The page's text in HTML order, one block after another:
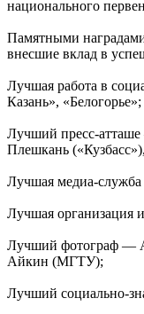
национального
Памятными
внесшие вклад в
Лучшая работа в
Казань», «Белогорье»;
Лучший пресс-
Плешкань
Лучшая медиа-
Лучшая организация
Лучший фотограф —
Айкин (МГТУ);
Лучший социально-